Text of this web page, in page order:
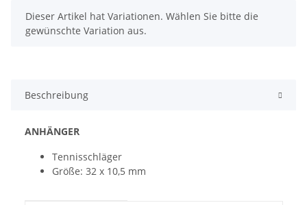
x
Dieser Artikel hat Variationen. Wählen Sie bitte die
gewünschte Variation aus.
Beschreibung
ANHÄNGER
Tennisschläger
Größe: 32 x 10,5 mm